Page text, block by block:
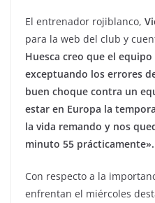
El entrenador rojiblanco,
para la web del club y
Huesca creo que el
exceptuando los errores
buen choque contra un
estar en Europa la
la vida remando y nos
minuto 55 prácticamente».
Con respecto a la
enfrentan el miércoles